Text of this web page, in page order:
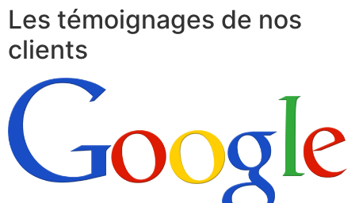
Les témoignages de nos
clients